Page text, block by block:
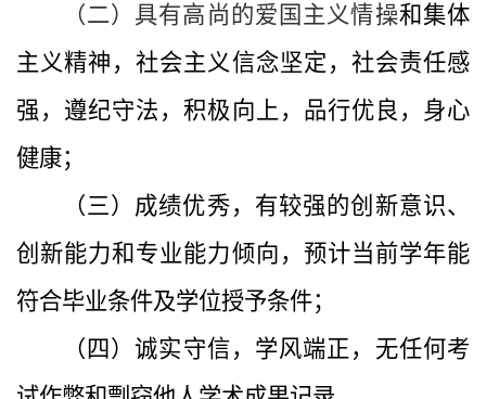
（二）具有高尚的爱国主义情操和集体
主义精神，社会主义信念坚定，社会责任感
强，遵纪守法，积极向上，品行优良，身心
健康；
（三）成绩优秀，有较强的创新意识、
创新能力和专业能力倾向，预计当前学年能
符合毕业条件及学位授予条件；
（四）诚实守信，学风端正，无任何考